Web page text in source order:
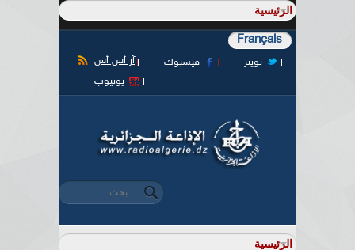
Français
آر أس أس فيسبوك
تويتر
يوتيوب
استمارة البحث
‏بحث ‏